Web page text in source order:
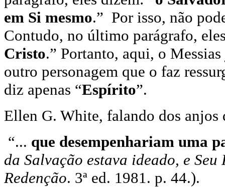
em Si mesmo.” Por isso, não
Contudo, no último parágrafo,
Cristo.” Portanto, aqui, o
outro personagem que o faz
diz apenas “Espírito”.
Ellen G. White, falando dos anjos
“... que desempenhariam uma
da Salvação estava ideado, e
Redenção. 3ª ed. 1981. p. 44.).